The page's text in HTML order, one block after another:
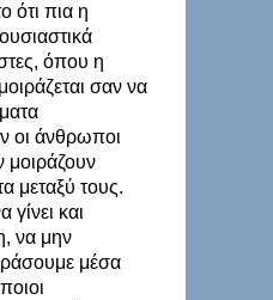
ότι πια η
όπου η
σαν να
οι άνθρωποι
μεταξύ τους.
γίνει και
να μην
μέσα